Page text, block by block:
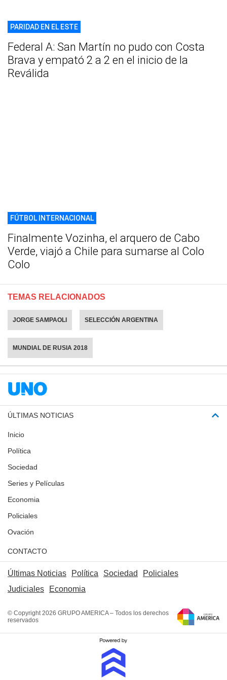
PARIDAD EN EL ESTE
Federal A: San Martín no pudo con Costa
Brava y empató 2 a 2 en el inicio de la
Reválida
FÚTBOL INTERNACIONAL
Finalmente Vozinha, el arquero de Cabo
Verde, viajó a Chile para sumarse al Colo
Colo
TEMAS RELACIONADOS
JORGE SAMPAOLI SELECCIÓN ARGENTINA
MUNDIAL DE RUSIA 2018
ÚLTIMAS NOTICIAS
Inicio
Política
Sociedad
Series y Películas
Economia
Policiales
Ovación
CONTACTO
Últimas Noticias Política Sociedad
Policiales
Judiciales
Economia
© Copyright 2026 GRUPO AMERICA – Todos los derechos
reservados